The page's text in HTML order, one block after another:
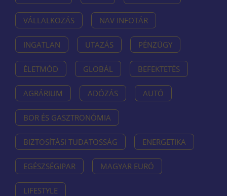
VÁLLALKOZÁS NAV INFOTÁR
INGATLAN UTAZÁS PÉNZÜGY
ÉLETMÓD GLOBÁL BEFEKTETÉS
AGRÁRIUM ADÓZÁS AUTÓ
BOR ÉS GASZTRONÓMIA
BIZTOSÍTÁSI TUDATOSSÁG ENERGETIKA
EGÉSZSÉGIPAR MAGYAR EURÓ
LIFESTYLE